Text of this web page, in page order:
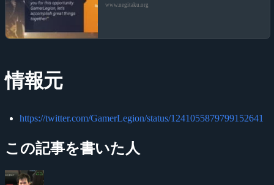
www.negitaku.org
情報元
https://twitter.com/GamerLegion/status/1241055879799152641
この記事を書いた人